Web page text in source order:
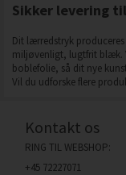
Sikker levering
Dit lærredstryk
miljøvenligt, lugtfrit blæk.
boblefolie, så dit nye
Vil du udforske flere
Kontakt os
RING TIL WEBSHOP:
+45 72227071